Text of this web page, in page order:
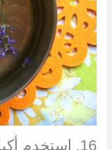
16. استخدم أكياس طاردة للحشرات.